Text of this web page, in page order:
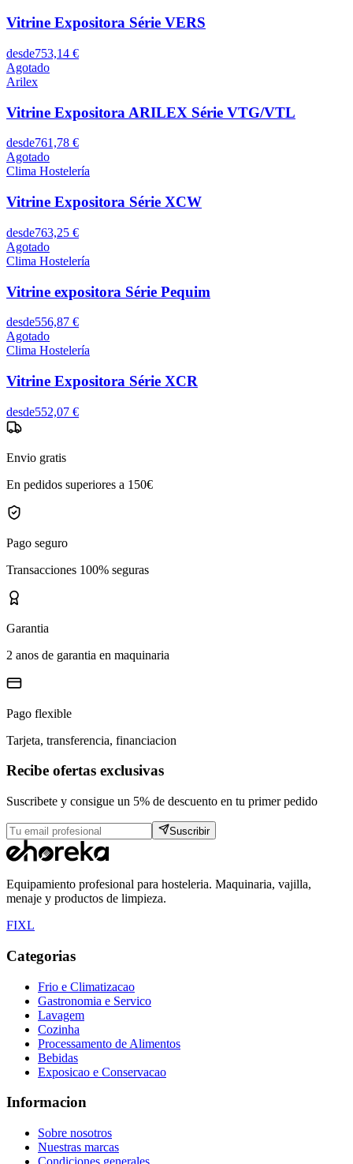
Vitrine Expositora Série VERS
desde753,14 €
Agotado
Arilex
Vitrine Expositora ARILEX Série VTG/VTL
desde761,78 €
Agotado
Clima Hostelería
Vitrine Expositora Série XCW
desde763,25 €
Agotado
Clima Hostelería
Vitrine expositora Série Pequim
desde556,87 €
Agotado
Clima Hostelería
Vitrine Expositora Série XCR
desde552,07 €
Envio gratis
En pedidos superiores a 150€
Pago seguro
Transacciones 100% seguras
Garantia
2 anos de garantia en maquinaria
Pago flexible
Tarjeta, transferencia, financiacion
Recibe ofertas exclusivas
Suscribete y consigue un 5% de descuento en tu primer pedido
Suscribir
Equipamiento profesional para hosteleria. Maquinaria, vajilla,
menaje y productos de limpieza.
FIXL
Categorias
Frio e Climatizacao
Gastronomia e Servico
Lavagem
Cozinha
Processamento de Alimentos
Bebidas
Exposicao e Conservacao
Informacion
Sobre nosotros
Nuestras marcas
Condiciones generales